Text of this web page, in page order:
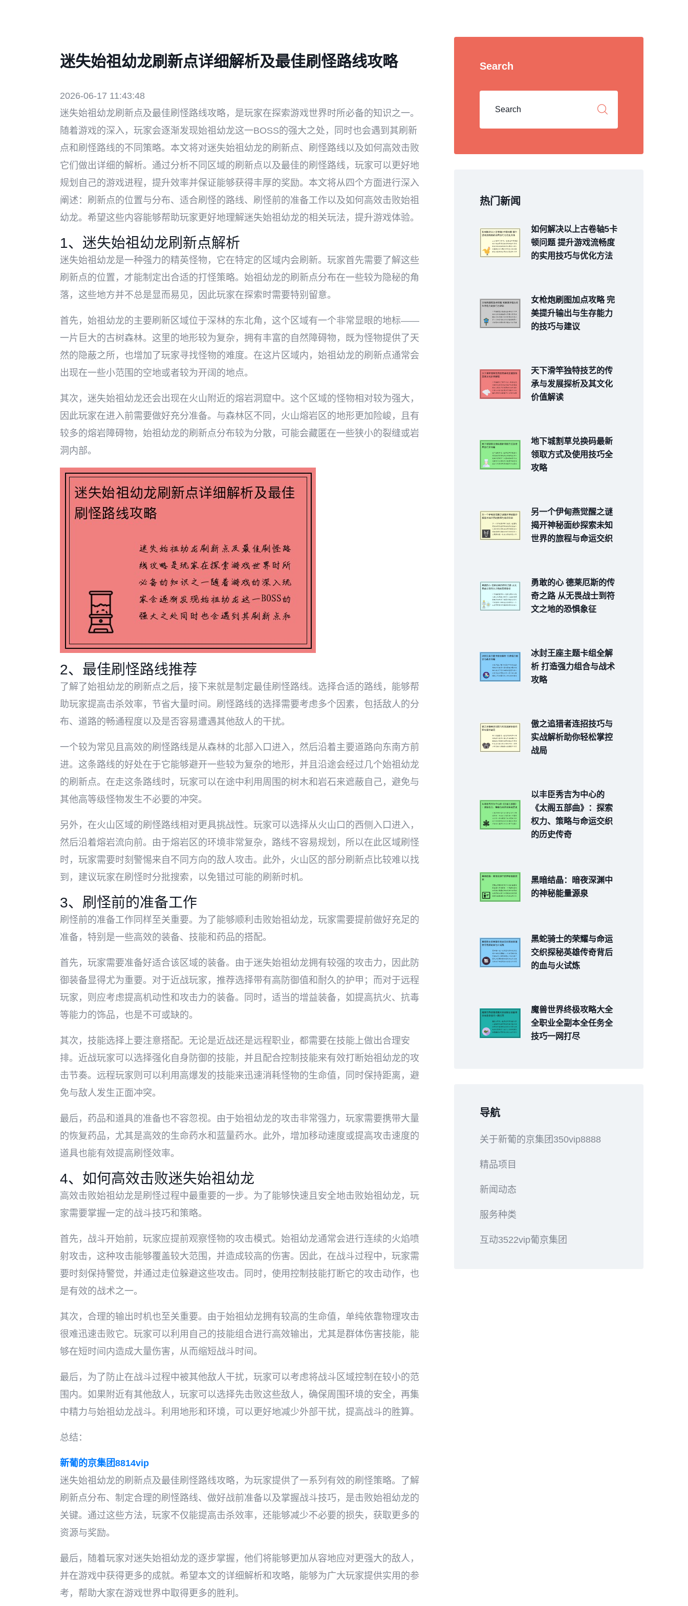
迷失始祖幼龙刷新点详细解析及最佳刷怪路线攻略
2026-06-17 11:43:48
迷失始祖幼龙刷新点及最佳刷怪路线攻略，是玩家在探索游戏世界时所必备的知识之一。
随着游戏的深入，玩家会逐渐发现始祖幼龙这一BOSS的强大之处，同时也会遇到其刷新
点和刷怪路线的不同策略。本文将对迷失始祖幼龙的刷新点、刷怪路线以及如何高效击败
它们做出详细的解析。通过分析不同区域的刷新点以及最佳的刷怪路线，玩家可以更好地
规划自己的游戏进程，提升效率并保证能够获得丰厚的奖励。本文将从四个方面进行深入
阐述：刷新点的位置与分布、适合刷怪的路线、刷怪前的准备工作以及如何高效击败始祖
幼龙。希望这些内容能够帮助玩家更好地理解迷失始祖幼龙的相关玩法，提升游戏体验。
1、迷失始祖幼龙刷新点解析
迷失始祖幼龙是一种强力的精英怪物，它在特定的区域内会刷新。玩家首先需要了解这些
刷新点的位置，才能制定出合适的打怪策略。始祖幼龙的刷新点分布在一些较为隐秘的角
落，这些地方并不总是显而易见，因此玩家在探索时需要特别留意。
首先，始祖幼龙的主要刷新区域位于深林的东北角，这个区域有一个非常显眼的地标——
一片巨大的古树森林。这里的地形较为复杂，拥有丰富的自然障碍物，既为怪物提供了天
然的隐蔽之所，也增加了玩家寻找怪物的难度。在这片区域内，始祖幼龙的刷新点通常会
出现在一些小范围的空地或者较为开阔的地点。
其次，迷失始祖幼龙还会出现在火山附近的熔岩洞窟中。这个区域的怪物相对较为强大，
因此玩家在进入前需要做好充分准备。与森林区不同，火山熔岩区的地形更加险峻，且有
较多的熔岩障碍物，始祖幼龙的刷新点分布较为分散，可能会藏匿在一些狭小的裂缝或岩
洞内部。
2、最佳刷怪路线推荐
了解了始祖幼龙的刷新点之后，接下来就是制定最佳刷怪路线。选择合适的路线，能够帮
助玩家提高击杀效率，节省大量时间。刷怪路线的选择需要考虑多个因素，包括敌人的分
布、道路的畅通程度以及是否容易遭遇其他敌人的干扰。
一个较为常见且高效的刷怪路线是从森林的北部入口进入，然后沿着主要道路向东南方前
进。这条路线的好处在于它能够避开一些较为复杂的地形，并且沿途会经过几个始祖幼龙
的刷新点。在走这条路线时，玩家可以在途中利用周围的树木和岩石来遮蔽自己，避免与
其他高等级怪物发生不必要的冲突。
另外，在火山区域的刷怪路线相对更具挑战性。玩家可以选择从火山口的西侧入口进入，
然后沿着熔岩流向前。由于熔岩区的环境非常复杂，路线不容易规划，所以在此区域刷怪
时，玩家需要时刻警惕来自不同方向的敌人攻击。此外，火山区的部分刷新点比较难以找
到，建议玩家在刷怪时分批搜索，以免错过可能的刷新时机。
3、刷怪前的准备工作
刷怪前的准备工作同样至关重要。为了能够顺利击败始祖幼龙，玩家需要提前做好充足的
准备，特别是一些高效的装备、技能和药品的搭配。
首先，玩家需要准备好适合该区域的装备。由于迷失始祖幼龙拥有较强的攻击力，因此防
御装备显得尤为重要。对于近战玩家，推荐选择带有高防御值和耐久的护甲；而对于远程
玩家，则应考虑提高机动性和攻击力的装备。同时，适当的增益装备，如提高抗火、抗毒
等能力的饰品，也是不可或缺的。
其次，技能选择上要注意搭配。无论是近战还是远程职业，都需要在技能上做出合理安
排。近战玩家可以选择强化自身防御的技能，并且配合控制技能来有效打断始祖幼龙的攻
击节奏。远程玩家则可以利用高爆发的技能来迅速消耗怪物的生命值，同时保持距离，避
免与敌人发生正面冲突。
最后，药品和道具的准备也不容忽视。由于始祖幼龙的攻击非常强力，玩家需要携带大量
的恢复药品，尤其是高效的生命药水和蓝量药水。此外，增加移动速度或提高攻击速度的
道具也能有效提高刷怪效率。
4、如何高效击败迷失始祖幼龙
高效击败始祖幼龙是刷怪过程中最重要的一步。为了能够快速且安全地击败始祖幼龙，玩
家需要掌握一定的战斗技巧和策略。
首先，战斗开始前，玩家应提前观察怪物的攻击模式。始祖幼龙通常会进行连续的火焰喷
射攻击，这种攻击能够覆盖较大范围，并造成较高的伤害。因此，在战斗过程中，玩家需
要时刻保持警觉，并通过走位躲避这些攻击。同时，使用控制技能打断它的攻击动作，也
是有效的战术之一。
其次，合理的输出时机也至关重要。由于始祖幼龙拥有较高的生命值，单纯依靠物理攻击
很难迅速击败它。玩家可以利用自己的技能组合进行高效输出，尤其是群体伤害技能，能
够在短时间内造成大量伤害，从而缩短战斗时间。
最后，为了防止在战斗过程中被其他敌人干扰，玩家可以考虑将战斗区域控制在较小的范
围内。如果附近有其他敌人，玩家可以选择先击败这些敌人，确保周围环境的安全，再集
中精力与始祖幼龙战斗。利用地形和环境，可以更好地减少外部干扰，提高战斗的胜算。
总结：
新葡的京集团8814vip
迷失始祖幼龙的刷新点及最佳刷怪路线攻略，为玩家提供了一系列有效的刷怪策略。了解
刷新点分布、制定合理的刷怪路线、做好战前准备以及掌握战斗技巧，是击败始祖幼龙的
关键。通过这些方法，玩家不仅能提高击杀效率，还能够减少不必要的损失，获取更多的
资源与奖励。
最后，随着玩家对迷失始祖幼龙的逐步掌握，他们将能够更加从容地应对更强大的敌人，
并在游戏中获得更多的成就。希望本文的详细解析和攻略，能够为广大玩家提供实用的参
考，帮助大家在游戏世界中取得更多的胜利。
Search
热门新闻
如何解决以上古卷轴5卡
顿问题 提升游戏流畅度
的实用技巧与优化方法
女枪炮刷图加点攻略 完
美提升输出与生存能力
的技巧与建议
天下滑竿独特技艺的传
承与发展探析及其文化
价值解读
地下城割草兑换码最新
领取方式及使用技巧全
攻略
另一个伊甸燕觉醒之谜
揭开神秘面纱探索未知
世界的旅程与命运交织
勇敢的心 德莱厄斯的传
奇之路 从无畏战士到符
文之地的恐惧象征
冰封王座主题卡组全解
析 打造强力组合与战术
攻略
傲之追猎者连招技巧与
实战解析助你轻松掌控
战局
以丰臣秀吉为中心的
《太阁五部曲》：探索
权力、策略与命运交织
的历史传奇
黑暗结晶：暗夜深渊中
的神秘能量源泉
黑蛇骑士的荣耀与命运
交织探秘英雄传奇背后
的血与火试炼
魔兽世界终极攻略大全
全职业全副本全任务全
技巧一网打尽
导航
关于新葡的京集团350vip8888
精品项目
新闻动态
服务种类
互动3522vip葡京集团